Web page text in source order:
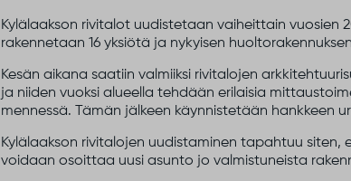
Kylälaakson rivitalot uudistetaan vaiheittain vuosien
rakennetaan 16 yksiötä ja nykyisen
Kesän aikana saatiin valmiiksi rivitalojen
ja niiden vuoksi alueella tehdään erilaisia
mennessä. Tämän jälkeen käynnistetään hankkeen
Kylälaakson rivitalojen uudistaminen tapahtuu siten,
voidaan osoittaa uusi asunto jo valmistuneista